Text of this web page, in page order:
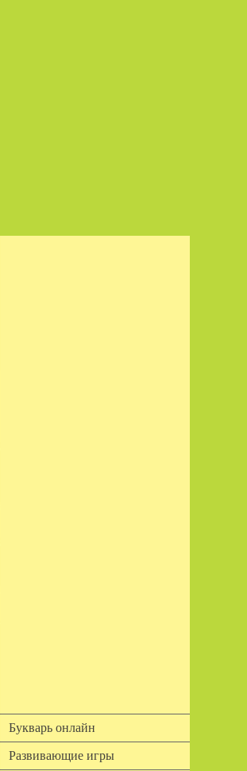
Букварь онлайн
Развивающие игры